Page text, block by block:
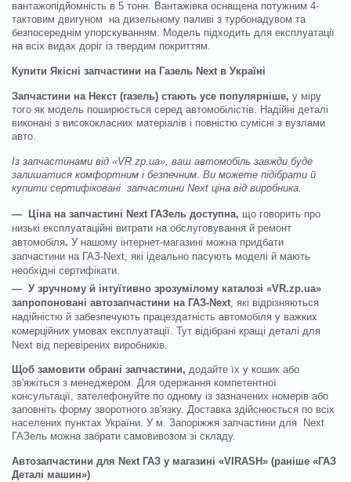
вантажопідйомність в 5 тонн. Вантажівка оснащена потужним 4-
тактовим двигуном на дизельному паливі з турбонадувом та
безпосереднім упорскуванням. Модель підходить для експлуатації
на всіх видах доріг із твердим покриттям.
Купити Якісні запчастини на Газель Next в Україні
Запчастини на Некст (газель) стають усе популярніше, у міру
того як модель поширюється серед автомобілістів. Надійні деталі
виконані з висококласних матеріалів і повністю сумісні з вузлами
авто.
Із запчастинами від «VR.zp.ua», ваш автомобіль завжди буде
залишатися комфортним і безпечним. Ви можете підібрати й
купити сертифіковані запчастини Next ціна від виробника.
— Ціна на запчастині Next ГАЗель доступна, що говорить про
низькі експлуатаційні витрати на обслуговування й ремонт
автомобіля. У нашому інтернет-магазині можна придбати
запчастини на ГАЗ-Next, які ідеально пасують моделі й мають
необхідні сертифікати.
— У зручному й інтуїтивно зрозумілому каталозі «VR.zp.ua»
запропоновані автозапчастини на ГАЗ-Next, які відрізняються
надійністю й забезпечують працездатність автомобіля у важких
комерційних умовах експлуатації. Тут відібрані кращі деталі для
Next від перевірених виробників.
Щоб замовити обрані запчастини, додайте їх у кошик або
зв'яжіться з менеджером. Для одержання компетентної
консультації, зателефонуйте по одному із зазначених номерів або
заповніть форму зворотного зв'язку. Доставка здійснюється по всіх
населених пунктах України. У м. Запоріжжя запчастини для Next
ГАЗель можна забрати самовивозом зі складу.
Автозапчастини для Next ГАЗ у магазині «VIRASH» (раніше «ГАЗ
Деталі машин»)